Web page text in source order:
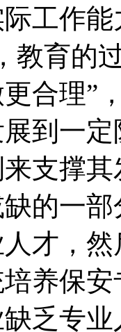
工作
教育的
合理”
到一
支撑
的一
才，
养保
乏专